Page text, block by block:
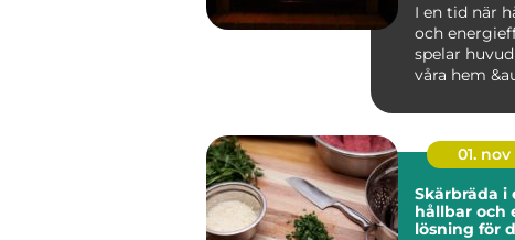
I en tid när
och
spelar
våra hem
01. nov
Skärbräda i
hållbar och
lösning för